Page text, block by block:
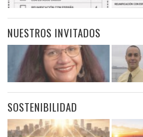
NUESTROS INVITADOS
SOSTENIBILIDAD